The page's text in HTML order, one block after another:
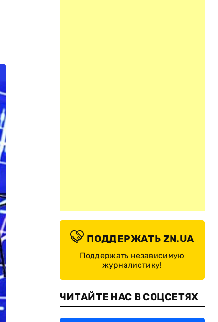
ПОДДЕРЖАТЬ ZN.UA
Поддержать независимую
журналистику!
ЧИТАЙТЕ НАС В СОЦСЕТЯХ